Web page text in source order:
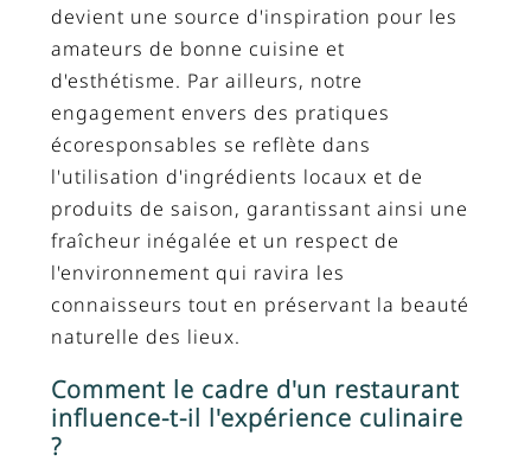
devient une source d'inspiration pour les
amateurs de bonne cuisine et
d'esthétisme. Par ailleurs, notre
engagement envers des pratiques
écoresponsables se reflète dans
l'utilisation d'ingrédients locaux et de
produits de saison, garantissant ainsi une
fraîcheur inégalée et un respect de
l'environnement qui ravira les
connaisseurs tout en préservant la beauté
naturelle des lieux.
Comment le cadre d'un restaurant
influence-t-il l'expérience culinaire
?